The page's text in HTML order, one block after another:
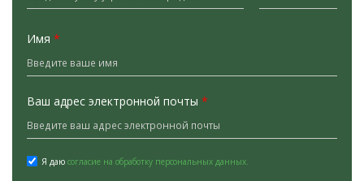
Имя *
Ваш адрес электронной почты *
Я даю согласие на обработку персональных данных.